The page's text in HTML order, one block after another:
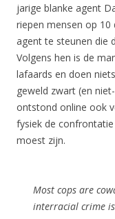
jarige blanke agent
riepen mensen op
agent te steunen die
Volgens hen is de
lafaards en doen
geweld zwart (en
ontstond online ook
fysiek de
moest zijn.
Most cops are
interracial crime